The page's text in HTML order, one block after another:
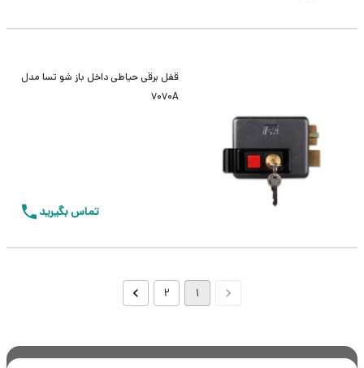
قفل برقی حیاطی داخل باز شو تسا مدل
7070A
تماس بگیرید
1
2